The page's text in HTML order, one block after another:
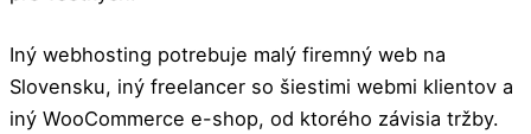
Iný webhosting potrebuje malý firemný web na
Slovensku, iný freelancer so šiestimi webmi klientov a
iný WooCommerce e-shop, od ktorého závisia tržby.